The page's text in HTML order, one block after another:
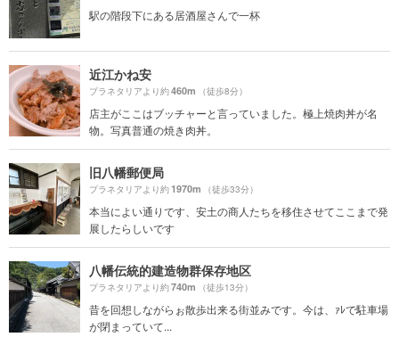
駅の階段下にある居酒屋さんで一杯
近江かね安
プラネタリアより約460m （徒歩8分）
店主がここはブッチャーと言っていました。極上焼肉丼が名
物。写真普通の焼き肉丼。
旧八幡郵便局
プラネタリアより約1970m （徒歩33分）
本当によい通りです、安土の商人たちを移住させてここまで発
展したらしいです
八幡伝統的建造物群保存地区
プラネタリアより約740m （徒歩13分）
昔を回想しながらぉ散歩出来る街並みです。今は、ｧﾚで駐車場
が閉まっていて...